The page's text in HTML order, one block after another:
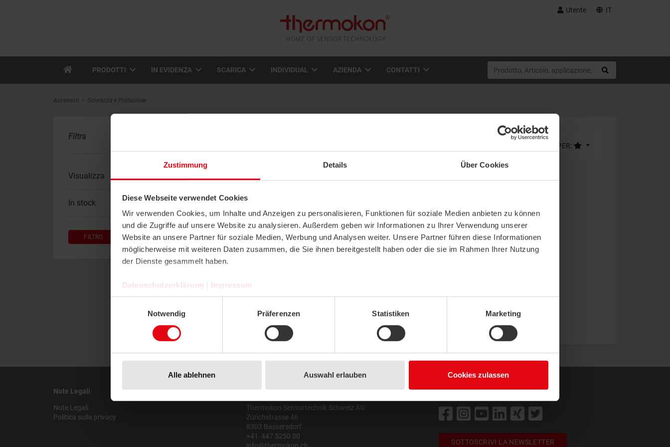
Zustimmung Details Über Cookies
Diese Webseite verwendet Cookies
Wir verwenden Cookies, um Inhalte und Anzeigen zu personalisieren, Funktionen für soziale Medien anbieten zu können
und die Zugriffe auf unsere Website zu analysieren. Außerdem geben wir Informationen zu Ihrer Verwendung unserer
Website an unsere Partner für soziale Medien, Werbung und Analysen weiter. Unsere Partner führen diese Informationen
möglicherweise mit weiteren Daten zusammen, die Sie ihnen bereitgestellt haben oder die sie im Rahmen Ihrer Nutzung
der Dienste gesammelt haben.
Datenschutzerklärung
Impressum
Notwendig
Präferenzen Statistiken Marketing
Alle ablehnen Auswahl erlauben Cookies zulassen
Utente IT
PRODOTTI IN EVIDENZA SCARICA INDIVIDUAL AZIENDA CONTATTI
Accessori Sicurezza e Protezione
Filtra
Visualizza
In stock
FILTRO RESET
COMPARAZIONE
ORDINA PER:
Accessori
Protezioni Custodie /
VISUALIZZA PRODOTTI
Accessori
Note Legali
Note Legali
Politica sulla privacy
Indirizzo
Thermokon Sensortechnik Schweiz AG
Zürichstrasse 46
8303 Bassersdorf
+41 447 5250 00
Social Media
SOTTOSCRIVI LA NEWSLETTER